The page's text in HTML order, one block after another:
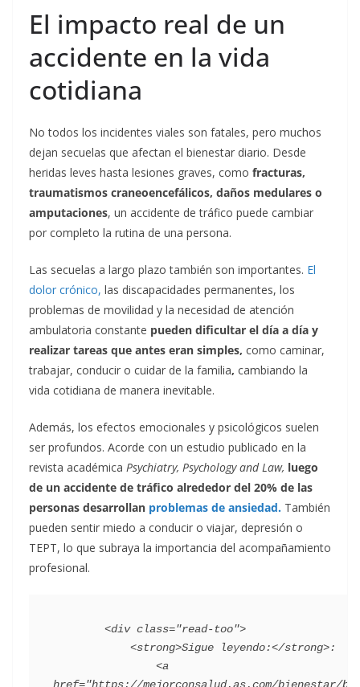
El impacto real de un
accidente en la vida
cotidiana
No todos los incidentes viales son fatales, pero muchos
dejan secuelas que afectan el bienestar diario. Desde
heridas leves hasta lesiones graves, como fracturas,
traumatismos craneoencefálicos, daños medulares o
amputaciones, un accidente de tráfico puede cambiar
por completo la rutina de una persona.
Las secuelas a largo plazo también son importantes. El
dolor crónico, las discapacidades permanentes, los
problemas de movilidad y la necesidad de atención
ambulatoria constante pueden dificultar el día a día y
realizar tareas que antes eran simples, como caminar,
trabajar, conducir o cuidar de la familia, cambiando la
vida cotidiana de manera inevitable.
Además, los efectos emocionales y psicológicos suelen
ser profundos. Acorde con un estudio publicado en la
revista académica Psychiatry, Psychology and Law, luego
de un accidente de tráfico alrededor del 20% de las
personas desarrollan problemas de ansiedad. También
pueden sentir miedo a conducir o viajar, depresión o
TEPT, lo que subraya la importancia del acompañamiento
profesional.